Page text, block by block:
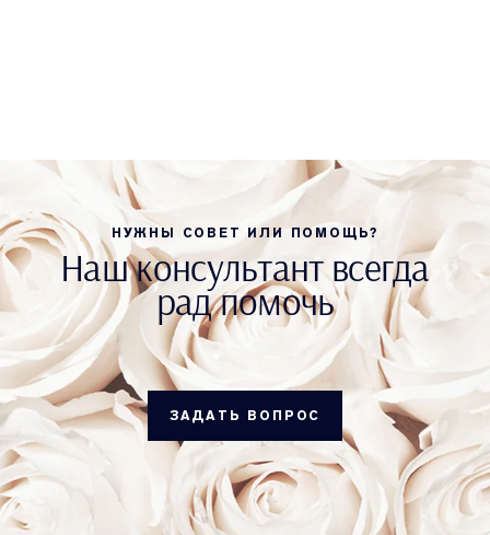
НУЖНЫ СОВЕТ ИЛИ ПОМОЩЬ?
Наш консультант всегда
рад помочь
ЗАДАТЬ ВОПРОС